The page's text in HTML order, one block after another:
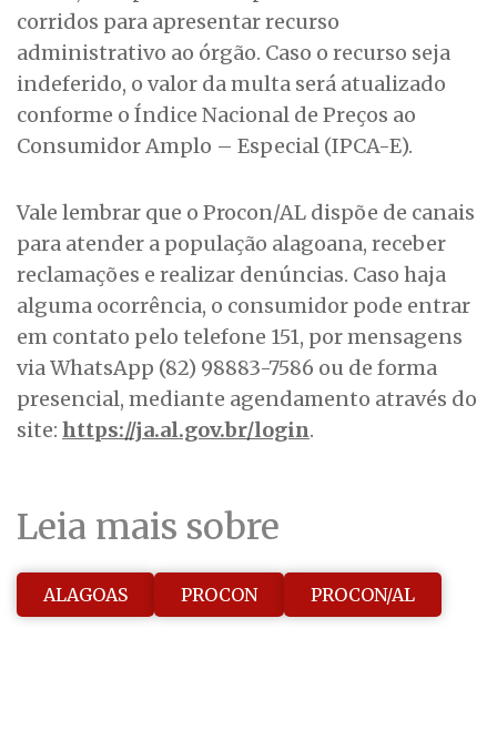
corridos para apresentar recurso
administrativo ao órgão. Caso o recurso seja
indeferido, o valor da multa será atualizado
conforme o Índice Nacional de Preços ao
Consumidor Amplo – Especial (IPCA-E).
Vale lembrar que o Procon/AL dispõe de canais
para atender a população alagoana, receber
reclamações e realizar denúncias. Caso haja
alguma ocorrência, o consumidor pode entrar
em contato pelo telefone 151, por mensagens
via WhatsApp (82) 98883-7586 ou de forma
presencial, mediante agendamento através do
site: https://ja.al.gov.br/login.
Leia mais sobre
ALAGOAS PROCON PROCON/AL